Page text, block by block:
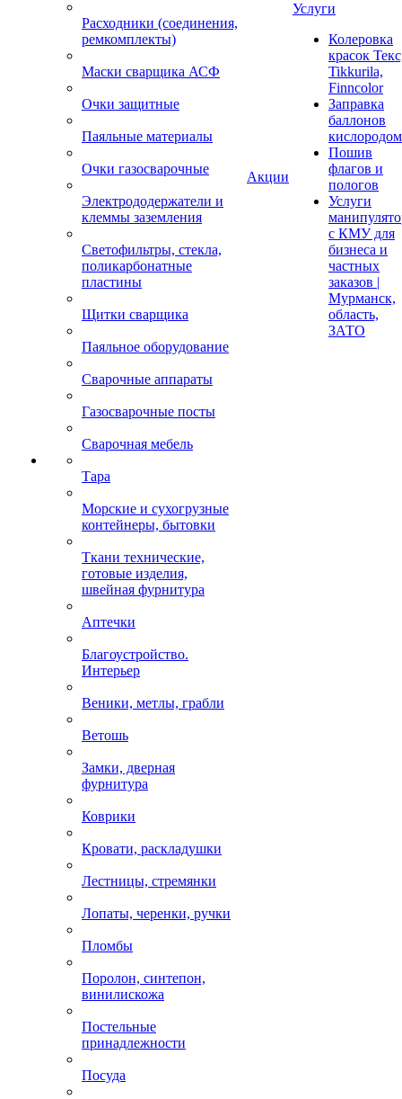
Расходники (соединения,
ремкомплекты)
Маски сварщика АСФ
Очки защитные
Паяльные материалы
Очки газосварочные
Электрододержатели и
клеммы заземления
Светофильтры, стекла,
поликарбонатные
пластины
Щитки сварщика
Паяльное оборудование
Сварочные аппараты
Газосварочные посты
Сварочная мебель
Тара
Морские и сухогрузные
контейнеры, бытовки
Ткани технические,
готовые изделия,
швейная фурнитура
Аптечки
Благоустройство.
Интерьер
Веники, метлы, грабли
Ветошь
Замки, дверная
фурнитура
Коврики
Кровати, раскладушки
Лестницы, стремянки
Лопаты, черенки, ручки
Пломбы
Поролон, синтепон,
винилискожа
Постельные
принадлежности
Посуда
Акции
Услуги
Колеровка
красок
Tikkurila,
Finncolor
Заправка
баллонов
кислородом
Пошив
флагов и
пологов
Услуги
с КМУ для
бизнеса и
частных
заказов |
Мурманск,
область,
ЗАТО